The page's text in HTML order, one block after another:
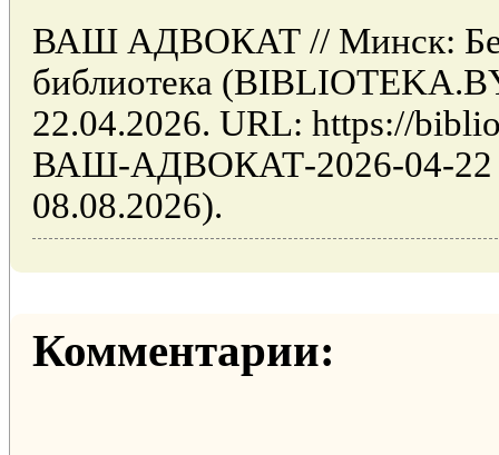
ВАШ АДВОКАТ // Минск:
библиотека
22.04.2026. URL: https://
ВАШ-АДВОКАТ-2026-04-22
08.08.2026).
Комментарии: